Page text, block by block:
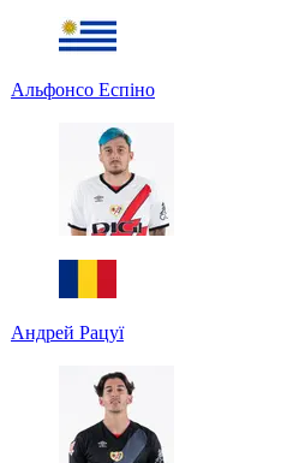
Альфонсо Еспіно
Андрей Рацуї